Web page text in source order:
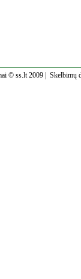
© ss.lt 2009 | Skelbimų